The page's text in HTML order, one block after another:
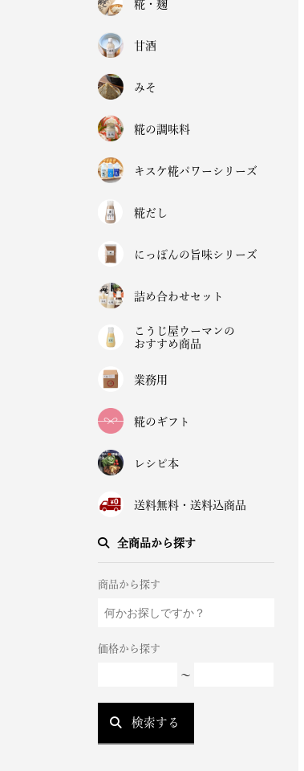
糀・麹
甘酒
みそ
糀の調味料
キスケ糀パワーシリーズ
糀だし
にっぽんの旨味シリーズ
詰め合わせセット
こうじ屋ウーマンの
おすすめ商品
業務用
糀のギフト
レシピ本
送料無料・送料込商品
全商品から探す
商品から探す
価格から探す
～
検索する